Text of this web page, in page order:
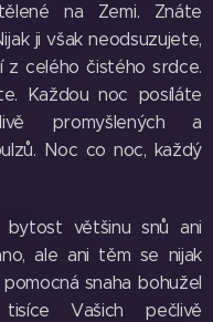
na Zemi. Znáte
ji však neodsuzujete,
z celého čistého srdce.
Každou noc posíláte
promyšlených a
Noc co noc, každý
většinu snů ani
ale ani těm se nijak
snaha bohužel
Vašich pečlivě